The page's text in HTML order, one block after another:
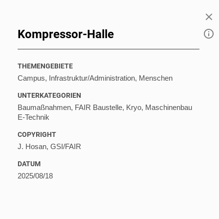
Kompressor-Halle
THEMENGEBIETE
Campus, Infrastruktur/Administration, Menschen
UNTERKATEGORIEN
Baumaßnahmen, FAIR Baustelle, Kryo, Maschinenbau
E-Technik
COPYRIGHT
J. Hosan, GSI/FAIR
DATUM
2025/08/18